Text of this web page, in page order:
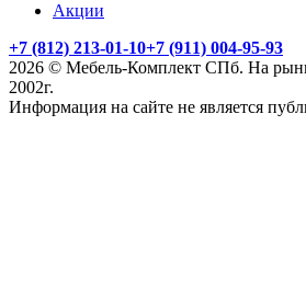
Акции
+7 (812) 213-01-10+7 (911) 004-95-93
2026 © Мебель-Комплект СПб. На
2002г.
Информация на сайте не является